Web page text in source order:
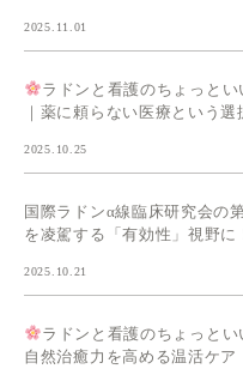
2025.11.01
ラドンと看護のちょっと
｜薬に頼らない医療という選
2025.10.25
国際ラドンα線臨床研究会の
を凌駕する「有効性」視野に
2025.10.21
ラドンと看護のちょっと
自然治癒力を高める温活ケ